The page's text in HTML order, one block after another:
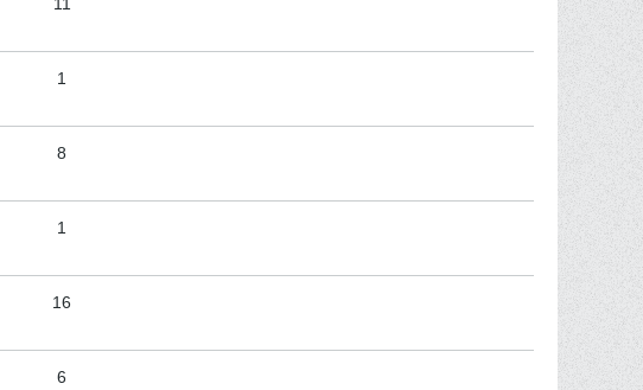
11
1
8
1
16
6